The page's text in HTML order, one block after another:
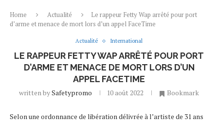
Home Actualité
Le rappeur Fetty Wap arrêté pour port
d’arme et menace de mort lors d’un appel FaceTime
Actualité International
LE RAPPEUR FETTY WAP ARRÊTÉ POUR PORT
D’ARME ET MENACE DE MORT LORS D’UN
APPEL FACETIME
written bySafetypromo 10 août 2022 Bookmark
Selon une ordonnance de libération délivrée à l’artiste de 31 ans